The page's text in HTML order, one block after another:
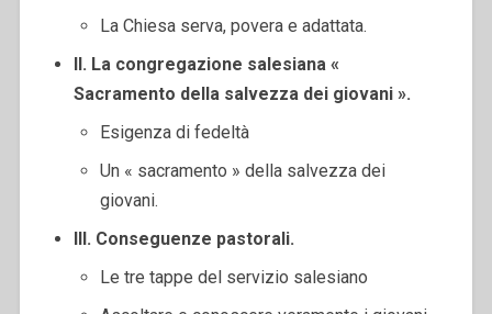
La Chiesa serva, povera e adattata.
II. La congregazione salesiana «
Sacramento della salvezza dei giovani ».
Esigenza di fedeltà
Un « sacramento » della salvezza dei
giovani.
III. Conseguenze pastorali.
Le tre tappe del servizio salesiano